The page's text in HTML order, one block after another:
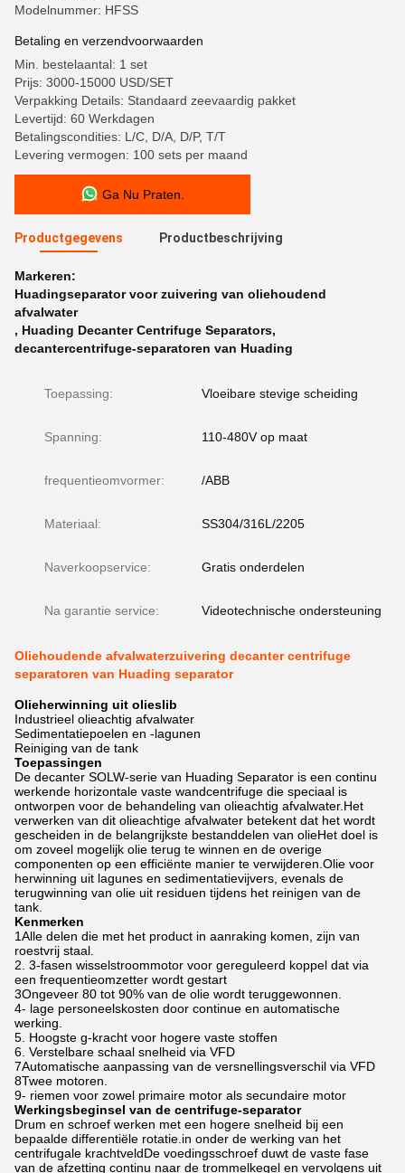
Modelnummer: HFSS
Betaling en verzendvoorwaarden
Min. bestelaantal: 1 set
Prijs: 3000-15000 USD/SET
Verpakking Details: Standaard zeevaardig pakket
Levertijd: 60 Werkdagen
Betalingscondities: L/C, D/A, D/P, T/T
Levering vermogen: 100 sets per maand
Ga Nu Praten.
Productgegevens Productbeschrijving
Markeren:
Huadingseparator voor zuivering van oliehoudend
afvalwater
, Huading Decanter Centrifuge Separators,
decantercentrifuge-separatoren van Huading
Toepassing: Vloeibare stevige scheiding
Spanning: 110-480V op maat
frequentieomvormer: /ABB
Materiaal: SS304/316L/2205
Naverkoopservice: Gratis onderdelen
Na garantie service: Videotechnische ondersteuning
Oliehoudende afvalwaterzuivering decanter centrifuge
separatoren van Huading separator
Olieherwinning uit olieslib
Industrieel olieachtig afvalwater
Sedimentatiepoelen en -lagunen
Reiniging van de tank
Toepassingen
De decanter SOLW-serie van Huading Separator is een continu
werkende horizontale vaste wandcentrifuge die speciaal is
ontworpen voor de behandeling van olieachtig afvalwater.Het
verwerken van dit olieachtige afvalwater betekent dat het wordt
gescheiden in de belangrijkste bestanddelen van olieHet doel is
om zoveel mogelijk olie terug te winnen en de overige
componenten op een efficiënte manier te verwijderen.Olie voor
herwinning uit lagunes en sedimentatievijvers, evenals de
terugwinning van olie uit residuen tijdens het reinigen van de
tank.
Kenmerken
1Alle delen die met het product in aanraking komen, zijn van
roestvrij staal.
2. 3-fasen wisselstroommotor voor gereguleerd koppel dat via
een frequentieomzetter wordt gestart
3Ongeveer 80 tot 90% van de olie wordt teruggewonnen.
4- lage personeelskosten door continue en automatische
werking.
5. Hoogste g-kracht voor hogere vaste stoffen
6. Verstelbare schaal snelheid via VFD
7Automatische aanpassing van de versnellingsverschil via VFD
8Twee motoren.
9- riemen voor zowel primaire motor als secundaire motor
Werkingsbeginsel van de centrifuge-separator
Drum en schroef werken met een hogere snelheid bij een
bepaalde differentiële rotatie.in onder de werking van het
centrifugale krachtveldDe voedingsschroef duwt de vaste fase
van de afzetting continu naar de trommelkegel en vervolgens uit